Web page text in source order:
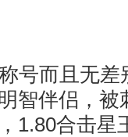
号而且无差
智伴侣，被
1.80合击星